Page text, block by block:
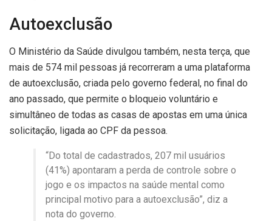
Autoexclusão
O Ministério da Saúde divulgou também, nesta terça, que
mais de 574 mil pessoas já recorreram a uma plataforma
de autoexclusão, criada pelo governo federal, no final do
ano passado, que permite o bloqueio voluntário e
simultâneo de todas as casas de apostas em uma única
solicitação, ligada ao CPF da pessoa.
“Do total de cadastrados, 207 mil usuários
(41%) apontaram a perda de controle sobre o
jogo e os impactos na saúde mental como
principal motivo para a autoexclusão”, diz a
nota do governo.